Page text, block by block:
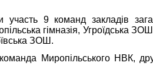
9 команд закладів
гімназія, Угроїдська
ЗОШ.
Миропільського НВК,